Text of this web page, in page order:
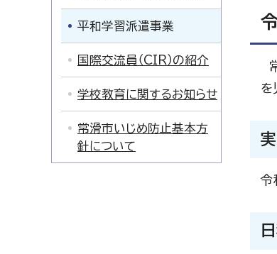
を
令
平和学習派遣事業
国際交流員（CIR）の紹介
学校教育に関するお知らせ
常滑市いじめ防止基本方
針について